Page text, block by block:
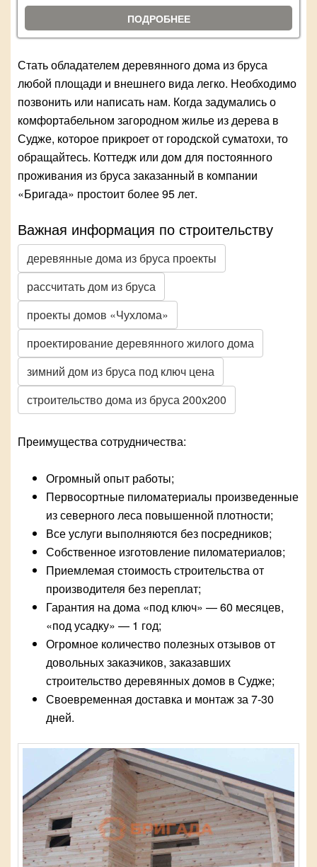
ПОДРОБНЕЕ
Стать обладателем деревянного дома из бруса
любой площади и внешнего вида легко. Необходимо
позвонить или написать нам. Когда задумались о
комфортабельном загородном жилье из дерева в
Судже, которое прикроет от городской суматохи, то
обращайтесь. Коттедж или дом для постоянного
проживания из бруса заказанный в компании
«Бригада» простоит более 95 лет.
Важная информация по строительству
деревянные дома из бруса проекты
рассчитать дом из бруса
проекты домов «Чухлома»
проектирование деревянного жилого дома
зимний дом из бруса под ключ цена
строительство дома из бруса 200х200
Преимущества сотрудничества:
Огромный опыт работы;
Первосортные пиломатериалы произведенные
из северного леса повышенной плотности;
Все услуги выполняются без посредников;
Собственное изготовление пиломатериалов;
Приемлемая стоимость строительства от
производителя без переплат;
Гарантия на дома «под ключ» — 60 месяцев,
«под усадку» — 1 год;
Огромное количество полезных отзывов от
довольных заказчиков, заказавших
строительство деревянных домов в Судже;
Своевременная доставка и монтаж за 7-30
дней.